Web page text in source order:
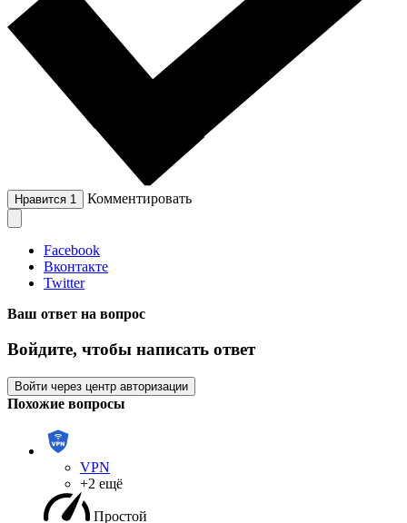
Нравится 1 Комментировать
Facebook
Вконтакте
Twitter
Ваш ответ на вопрос
Войдите, чтобы написать ответ
Войти через центр авторизации
Похожие вопросы
VPN
+2 ещё
Простой